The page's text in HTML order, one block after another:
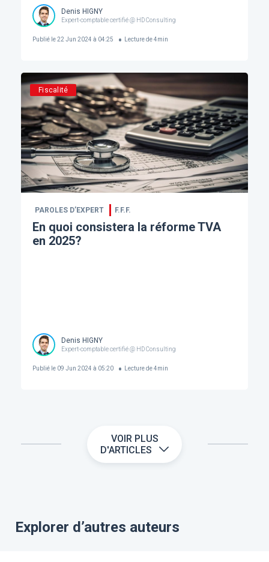
Denis HIGNY
Expert-comptable certifié @ HD Consulting
Publié le22 Jun 2024 à 04:25 Lecture de4min
Fiscalité
PAROLES D’EXPERT F.F.F.
En quoi consistera la réforme TVA
en 2025?
Denis HIGNY
Expert-comptable certifié @ HD Consulting
Publié le09 Jun 2024 à 05:20 Lecture de4min
VOIR PLUS
D'ARTICLES
Explorer d’autres auteurs